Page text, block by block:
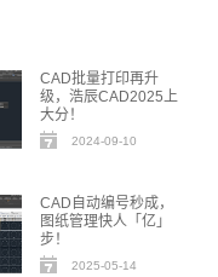
CAD批量打印再升
级，浩辰CAD2025上
大分！
2024-09-10
CAD自动编号秒成，
图纸管理快人「亿」
步！
2025-05-14